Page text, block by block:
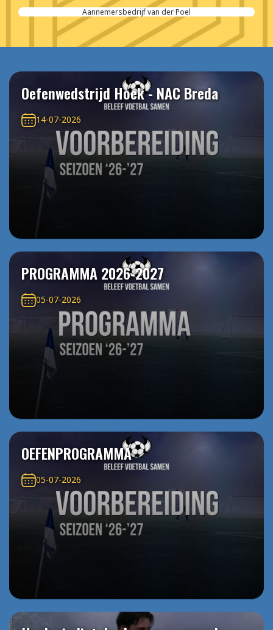
Aannemersbedrijf van der Poel
Oefenwedstrijd Hoek - NAC Breda
14-07-2026
PROGRAMMA 2026-2027
05-07-2026
OEFENPROGRAMMA
05-07-2026